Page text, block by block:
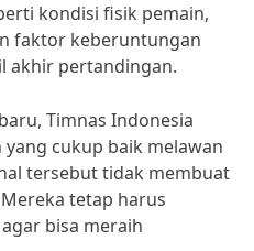
kondisi fisik pemain,
faktor keberuntungan
akhir pertandingan.
Timnas Indonesia
cukup baik melawan
tersebut tidak membuat
tetap harus
bisa meraih